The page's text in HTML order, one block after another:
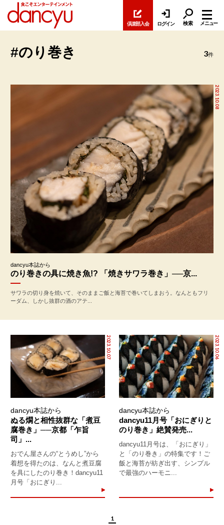
倶楽部入会 ログイン 検索 メニュー
#のり巻き 3件
2023.10.08
dancyu本誌から
のり巻きの具に焼き魚!? 「焼きサワラ巻き」──京...
サワラの切り身を焼いて、そのままご飯と海苔で巻いてしまおう。なんともフリ
ーダム、しかし抜群の酒のアテ...
2023.10.07
dancyu本誌から
ぬる燗と相性抜群な「煮豆
腐巻き」──京都「乍旨
司」...
おでん屋さんの“とうめし”から
着想を得たのは、なんと煮豆腐
を具にしたのり巻き！dancyu11
月号「おにぎり...
2023.10.06
dancyu本誌から
dancyu11月号「おにぎりと
のり巻き」絶賛発売...
dancyu11月号は、「おにぎり」
と「のり巻き」の特集です！ご
飯と海苔が紡ぎ出す、シンプル
で最強のハーモニ...
1